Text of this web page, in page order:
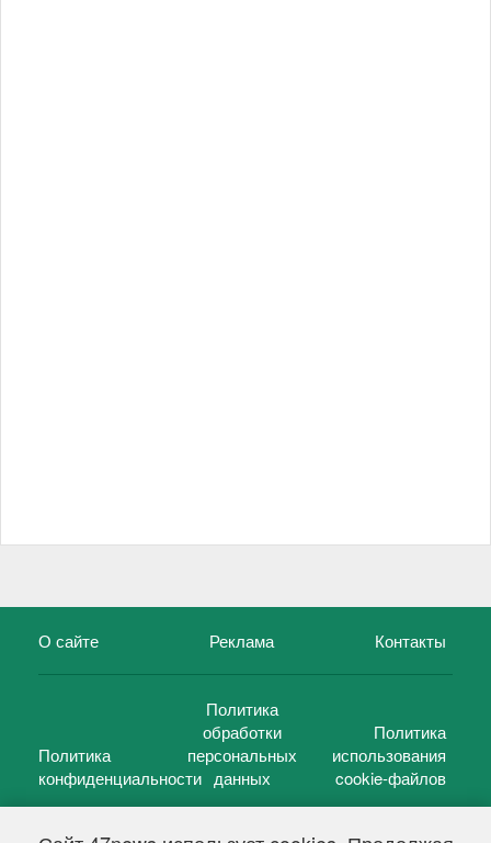
О сайте Реклама Контакты
Политика
конфиденциальности
Политика
обработки
персональных
данных
Политика
использования
cookie-файлов